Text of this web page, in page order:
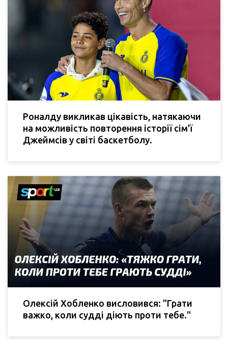
Роналду викликав цікавість, натякаючи
на можливість повторення історії сім'ї
Джеймсів у світі баскетболу.
Олексій Хобленко висловився: "Грати
важко, коли судді діють проти тебе."